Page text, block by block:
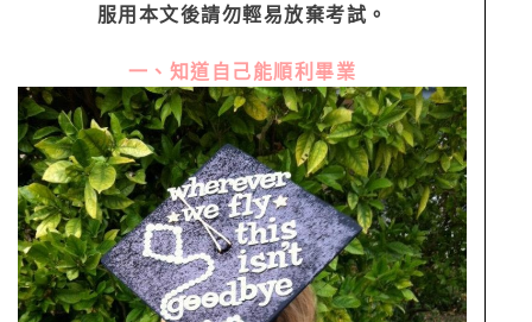
服用本文後請勿輕易放棄考試。
一、知道自己能順利畢業